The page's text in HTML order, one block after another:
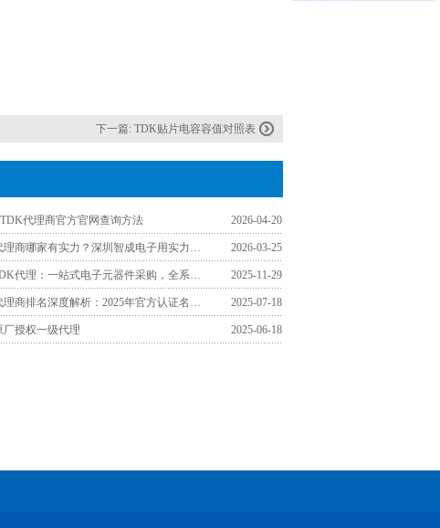
下一篇: TDK贴片电容容值对照表
代理商官方官网查询方法 2026-04-20
TDK代理商哪家有实力？深圳智成电子用实力诠释靠谱合作伙伴 2026-03-25
福州TDK代理：一站式电子元器件采购，全系列型号覆盖工厂需求 2025-11-29
TDK代理商排名深度解析：2025年官方认证名单与采购指南 2025-07-18
厂授权一级代理 2025-06-18